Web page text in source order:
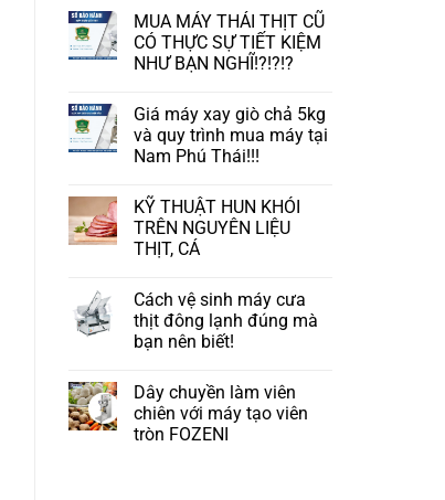
MUA MÁY THÁI THỊT CŨ
CÓ THỰC SỰ TIẾT KIỆM
NHƯ BẠN NGHĨ!?!?!?
Giá máy xay giò chả 5kg
và quy trình mua máy tại
Nam Phú Thái!!!
KỸ THUẬT HUN KHÓI
TRÊN NGUYÊN LIỆU
THỊT, CÁ
Cách vệ sinh máy cưa
thịt đông lạnh đúng mà
bạn nên biết!
Dây chuyền làm viên
chiên với máy tạo viên
tròn FOZENI